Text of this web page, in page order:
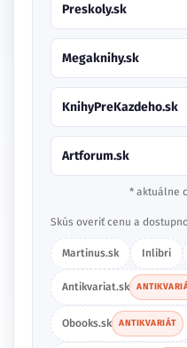
Preskoly.sk
Megaknihy.sk
KnihyPreKazdeho.sk
Artforum.sk
* aktuálne
Skús overiť cenu a
Martinus.sk Inlibri
Antikvariat.sk
Obooks.sk ANTIKVARIÁT